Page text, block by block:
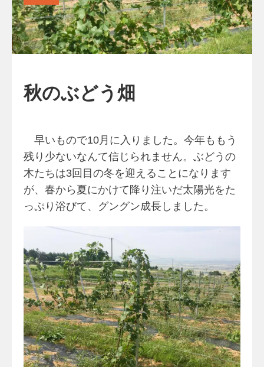
秋のぶどう畑
早いもので10月に入りました。今年ももう
残り少ないなんて信じられません。ぶどうの
木たちは3回目の冬を迎えることになります
が、春から夏にかけて降り注いだ太陽光をた
っぷり浴びて、グングン成長しました。